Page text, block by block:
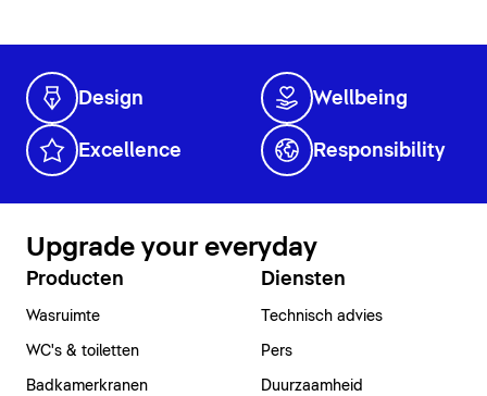
Design Wellbeing
Excellence Responsibility
Upgrade your everyday
Producten
Wasruimte
WC's & toiletten
Badkamerkranen
Diensten
Technisch advies
Pers
Duurzaamheid